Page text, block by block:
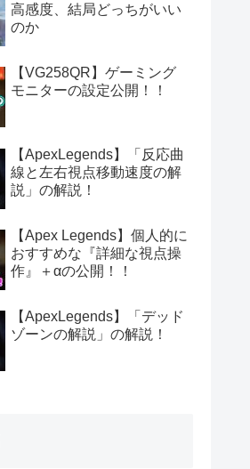
高感度、結局どっちがいい
のか
【VG258QR】ゲーミング
モニターの設定公開！！
【ApexLegends】「反応曲
線と左右視点移動速度の解
説」の解説！
【Apex Legends】個人的に
おすすめな『詳細な視点操
作』＋αの公開！！
【ApexLegends】「デッド
ゾーンの解説」の解説！